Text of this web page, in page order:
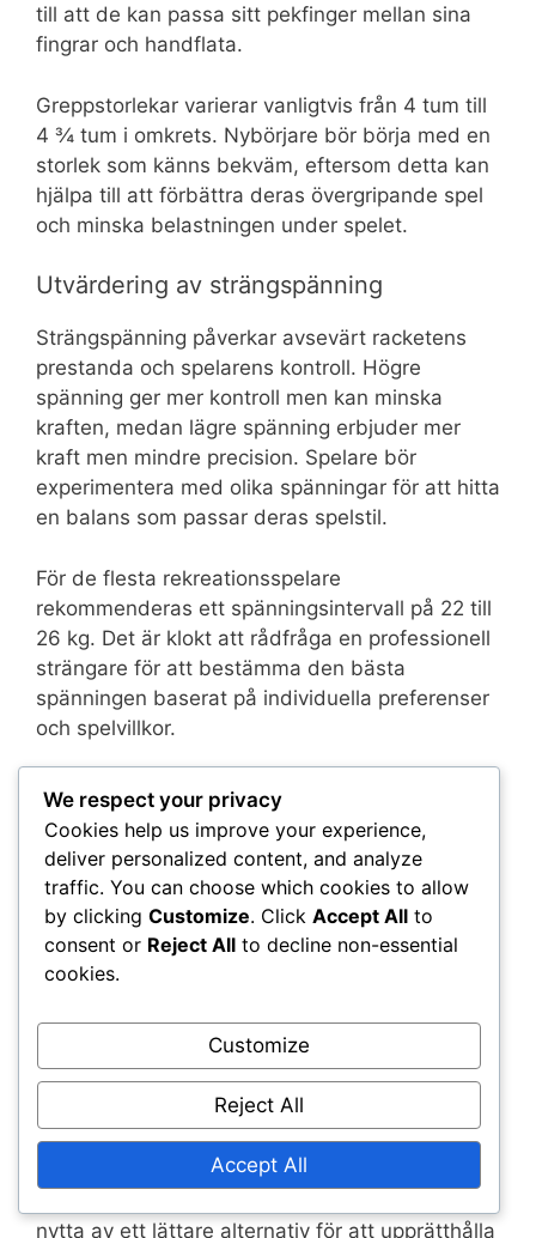
till att de kan passa sitt pekfinger mellan sina
fingrar och handflata.
Greppstorlekar varierar vanligtvis från 4 tum till
4 ¾ tum i omkrets. Nybörjare bör börja med en
storlek som känns bekväm, eftersom detta kan
hjälpa till att förbättra deras övergripande spel
och minska belastningen under spelet.
Utvärdering av strängspänning
Strängspänning påverkar avsevärt racketens
prestanda och spelarens kontroll. Högre
spänning ger mer kontroll men kan minska
kraften, medan lägre spänning erbjuder mer
kraft men mindre precision. Spelare bör
experimentera med olika spänningar för att hitta
en balans som passar deras spelstil.
För de flesta rekreationsspelare
rekommenderas ett spänningsintervall på 22 till
26 kg. Det är klokt att rådfråga en professionell
strängare för att bestämma den bästa
spänningen baserat på individuella preferenser
och spelvillkor.
Att matcha spelarens färdighetsnivåer
När man väljer utrustning är det avgörande att
ta hänsyn till färdighetsnivåerna hos alla
spelare som är involverade i dubbel. Omatchad
utrustning kan leda till frustration och hindra
samarbetet. Nybörjare bör använda mer
avancerade spelare kan välja utrustning som
förstärker deras styrkor.
Att koordinera utrustningsval mellan partnerna
kan också förbättra den övergripande
prestationen. Till exempel, om en spelare
nytta av ett lättare alternativ för att upprätthålla
We respect your privacy
Cookies help us improve your experience,
deliver personalized content, and analyze
traffic. You can choose which cookies to allow
by clicking Customize. Click Accept All to
consent or Reject All to decline non-essential
cookies.
Customize
Reject All
Accept All